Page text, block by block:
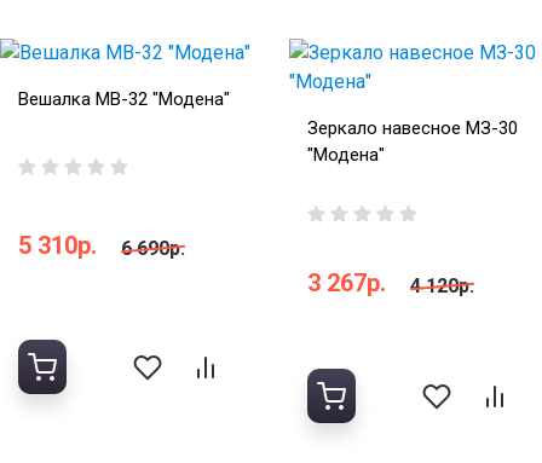
Вешалка МВ-32 "Модена"
5 310р. 6 690р.
Зеркало навесное МЗ-30
"Модена"
3 267р. 4 120р.